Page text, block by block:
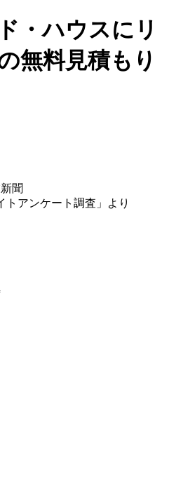
・ハウスにリ
無料見積もり
聞
トアンケート調査」より